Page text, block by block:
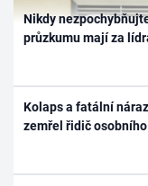
Nikdy
průzkumu mají za
Kolaps a fatální
zemřel řidič